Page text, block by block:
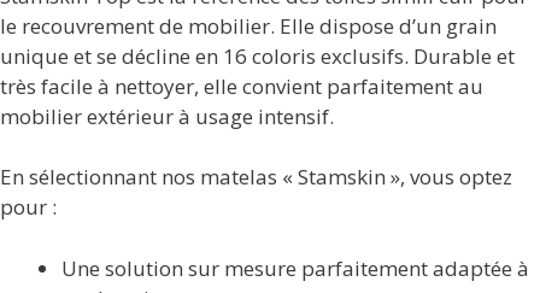
le recouvrement de mobilier. Elle dispose d’un grain
unique et se décline en 16 coloris exclusifs. Durable et
très facile à nettoyer, elle convient parfaitement au
mobilier extérieur à usage intensif.
En sélectionnant nos matelas « Stamskin », vous optez
pour :
Une solution sur mesure parfaitement adaptée à